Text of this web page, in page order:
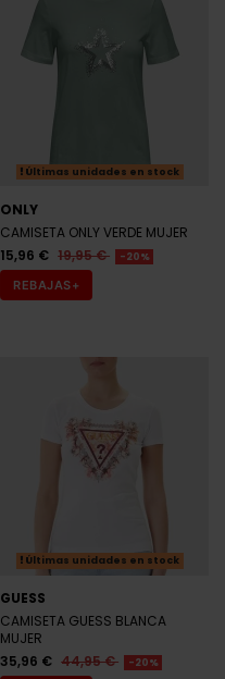
Últimas unidades en stock
ONLY
CAMISETA ONLY VERDE MUJER
15,96 € 19,95 € -20%
REBAJAS+
Últimas unidades en stock
GUESS
CAMISETA GUESS BLANCA
MUJER
35,96 € 44,95 € -20%